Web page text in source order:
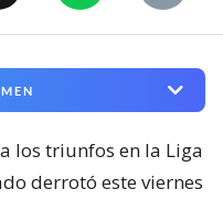
los triunfos en la Liga
derrotó este viernes